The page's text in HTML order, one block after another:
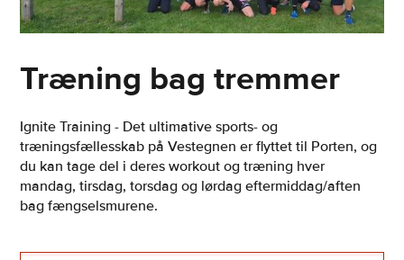
Træning bag tremmer
Ignite Training - Det ultimative sports- og
træningsfællesskab på Vestegnen er flyttet til Porten, og
du kan tage del i deres workout og træning hver
mandag, tirsdag, torsdag og lørdag eftermiddag/aften
bag fængselsmurene.